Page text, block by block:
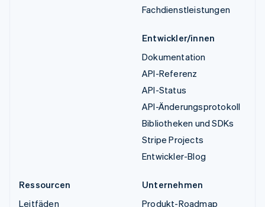
Fachdienstleistungen
Entwickler/innen
Dokumentation
API-Referenz
API-Status
API-Änderungsprotokoll
Bibliotheken und SDKs
Stripe Projects
Entwickler-Blog
Ressourcen
Leitfäden
Unternehmen
Produkt-Roadmap